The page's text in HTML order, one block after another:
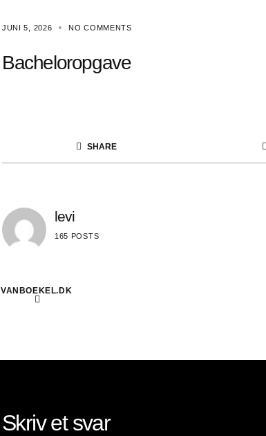
JUNI 5, 2026 NO COMMENTS
Bacheloropgave
SHARE
levi
165 POSTS
VANBOEKEL.DK
Skriv et svar